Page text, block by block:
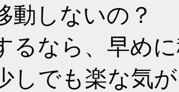
動しないの？
るなら、早め
しでも楽な気